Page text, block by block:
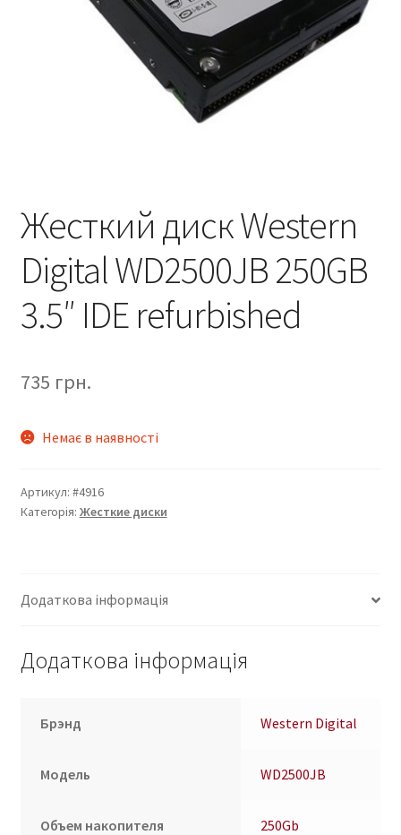
Жесткий диск Western
Digital WD2500JB 250GB
3.5″ IDE refurbished
735 грн.
Немає в наявності
Артикул: #4916
Категорія: Жесткие диски
Додаткова інформація
Додаткова інформація
Брэнд Western Digital
Модель WD2500JB
Объем накопителя 250Gb